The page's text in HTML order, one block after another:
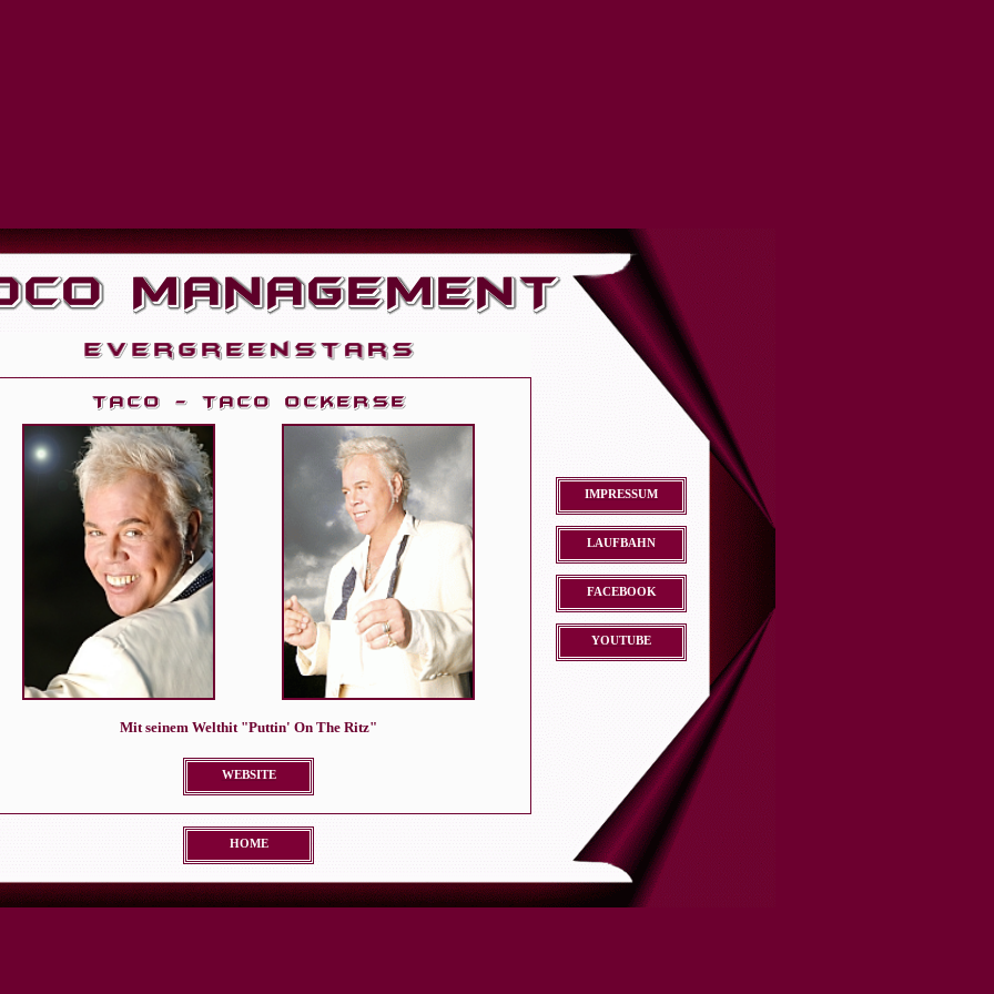
Mit seinem Welthit "Puttin' On The Ritz"
WEBSITE
IMPRESSUM
LAUFBAHN
FACEBOOK
YOUTUBE
HOME